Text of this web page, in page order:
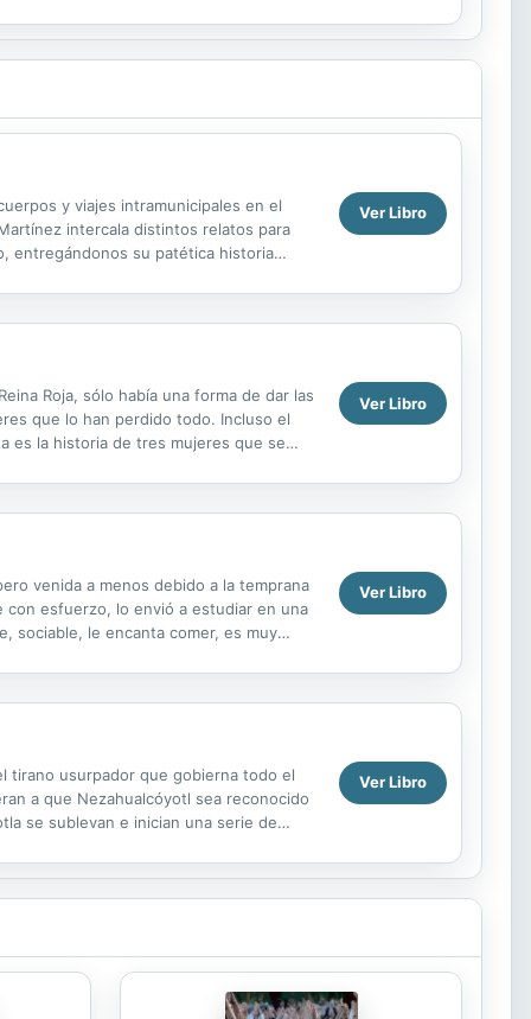
y viajes intramunicipales en el
intercala distintos relatos para
entregándonos su patética historia
Ver Libro
Roja, sólo había una forma de dar las
que lo han perdido todo. Incluso el
es la historia de tres mujeres que se
Ver Libro
venida a menos debido a la temprana
con esfuerzo, lo envió a estudiar en una
sociable, le encanta comer, es muy
Ver Libro
tirano usurpador que gobierna todo el
a que Nezahualcóyotl sea reconocido
se sublevan e inician una serie de
Ver Libro